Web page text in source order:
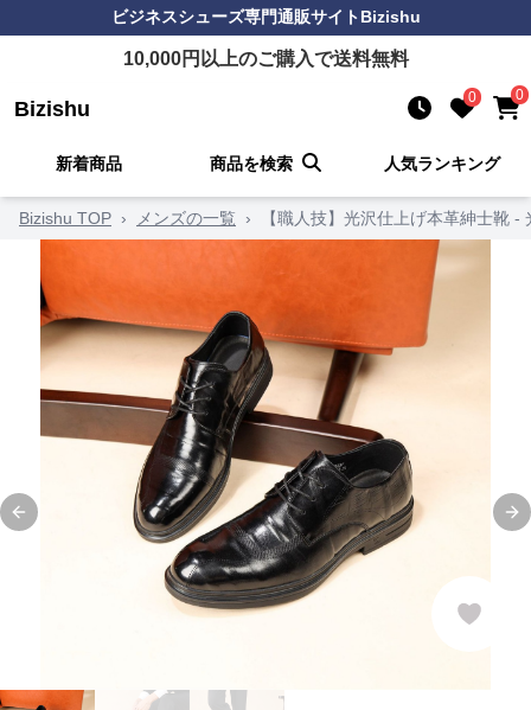
ビジネスシューズ専門通販サイトBizishu
10,000円以上のご購入で送料無料
Bizishu 0 0
新着商品 商品を検索 人気ランキング
Bizishu TOP › メンズの一覧 › 【職人技】光沢仕上げ本革紳士靴 -
Previous slide